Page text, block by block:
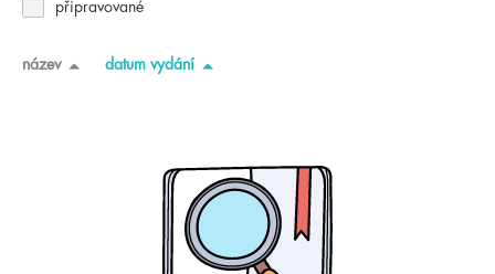
připravované
název datum vydání